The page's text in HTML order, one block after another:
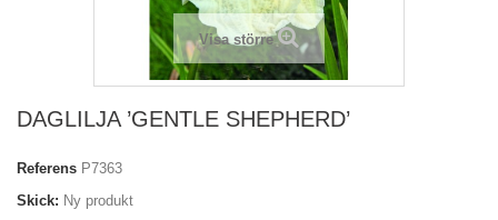
Visa större
DAGLILJA ’GENTLE SHEPHERD’
Referens P7363
Skick: Ny produkt